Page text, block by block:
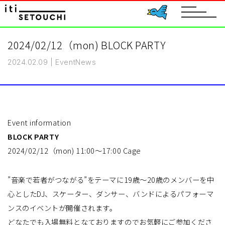
toggle
2024/02/12（mon) BLOCK PARTY
2024.02.09 EventNews
Event information
BLOCK PARTY
2024/02/12（mon) 11:00〜17:00 Cage
”音楽で若者がつながる”をテーマに19歳〜20歳のメンバーを中
心としたDJ、スケーター、ダンサー、バンドによるパフォーマ
ンスのイベントが開催されます。
どなたでも入場無料となておりますのでお気軽にご参加くださ